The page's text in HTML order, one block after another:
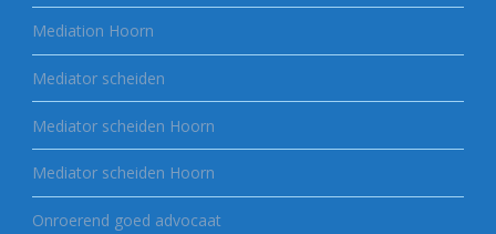
Mediation Hoorn
Mediator scheiden
Mediator scheiden Hoorn
Mediator scheiden Hoorn
Onroerend goed advocaat